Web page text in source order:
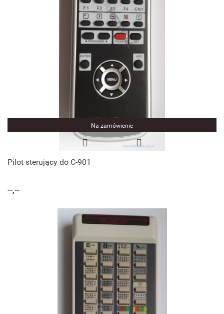
Na zamówienie
Pilot sterujący do C-901
--,--